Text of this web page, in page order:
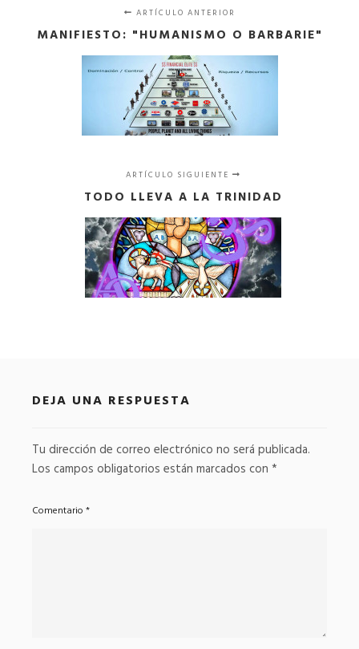
ARTÍCULO ANTERIOR
MANIFIESTO: "HUMANISMO O BARBARIE"
ARTÍCULO SIGUIENTE
TODO LLEVA A LA TRINIDAD
DEJA UNA RESPUESTA
Tu dirección de correo electrónico no será publicada.
Los campos obligatorios están marcados con *
Comentario *